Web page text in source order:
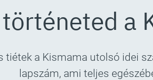
a
tiétek a Kismama utolsó idei
lapszám, ami teljes